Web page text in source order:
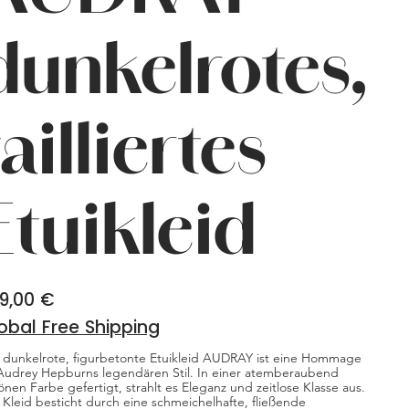
€
Free Shipping
dunkelrote, figurbetonte Etuikleid AUDRAY ist eine Hommage
Hepburns legendären Stil. In einer atemberaubend
Farbe gefertigt, strahlt es Eleganz und zeitlose Klasse aus.
Kleid besticht durch eine schmeichelhafte, fließende